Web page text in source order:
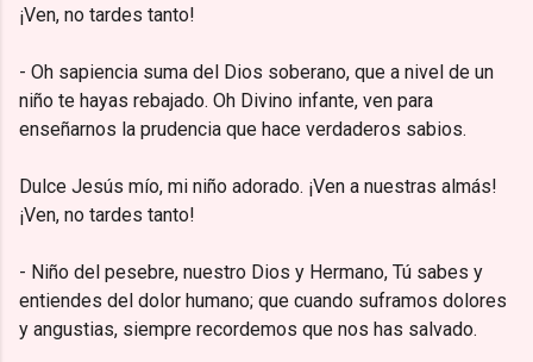
¡Ven, no tardes tanto!
- Oh sapiencia suma del Dios soberano, que a nivel de un
niño te hayas rebajado. Oh Divino infante, ven para
enseñarnos la prudencia que hace verdaderos sabios.
Dulce Jesús mío, mi niño adorado. ¡Ven a nuestras almás!
¡Ven, no tardes tanto!
- Niño del pesebre, nuestro Dios y Hermano, Tú sabes y
entiendes del dolor humano; que cuando suframos dolores
y angustias, siempre recordemos que nos has salvado.